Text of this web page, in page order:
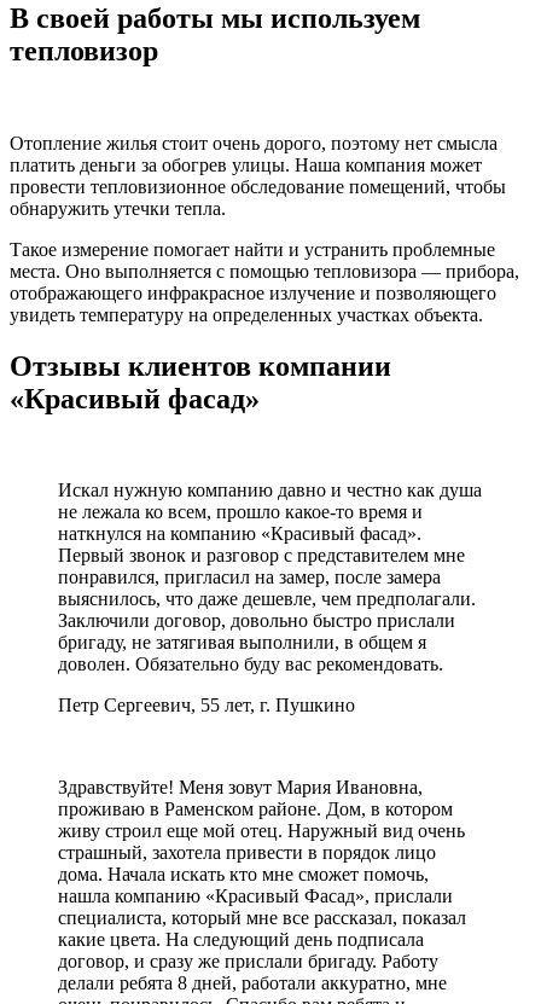
В своей работы мы используем
тепловизор
Отопление жилья стоит очень дорого, поэтому нет смысла
платить деньги за обогрев улицы. Наша компания может
провести тепловизионное обследование помещений, чтобы
обнаружить утечки тепла.
Такое измерение помогает найти и устранить проблемные
места. Оно выполняется с помощью тепловизора — прибора,
отображающего инфракрасное излучение и позволяющего
увидеть температуру на определенных участках объекта.
Отзывы клиентов компании
«Красивый фасад»
Искал нужную компанию давно и честно как душа
не лежала ко всем, прошло какое-то время и
наткнулся на компанию «Красивый фасад».
Первый звонок и разговор с представителем мне
понравился, пригласил на замер, после замера
выяснилось, что даже дешевле, чем предполагали.
Заключили договор, довольно быстро прислали
бригаду, не затягивая выполнили, в общем я
доволен. Обязательно буду вас рекомендовать.
Петр Сергеевич, 55 лет, г. Пушкино
Здравствуйте! Меня зовут Мария Ивановна,
проживаю в Раменском районе. Дом, в котором
живу строил еще мой отец. Наружный вид очень
страшный, захотела привести в порядок лицо
дома. Начала искать кто мне сможет помочь,
нашла компанию «Красивый Фасад», прислали
специалиста, который мне все рассказал, показал
какие цвета. На следующий день подписала
договор, и сразу же прислали бригаду. Работу
делали ребята 8 дней, работали аккуратно, мне